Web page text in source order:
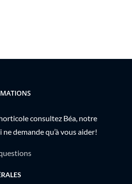
consultez Béa, notre
demande qu’à vous aider!